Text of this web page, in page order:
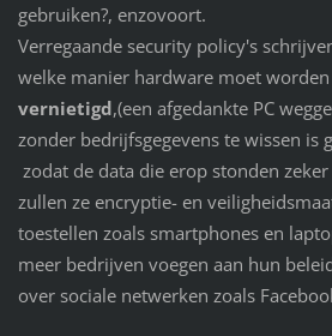
gebruiken?, enzovoort.
Verregaande security policy's
welke manier hardware moet
vernietigd,(een afgedankte PC
zonder bedrijfsgegevens te wissen is
zodat de data die erop stonden
zullen ze encryptie- en
toestellen zoals smartphones en
meer bedrijven voegen aan hun
over sociale netwerken zoals